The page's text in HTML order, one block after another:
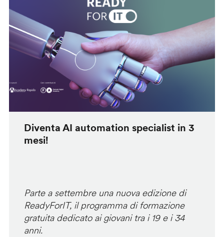
Diventa AI automation specialist in 3
mesi!
Parte a settembre una nuova edizione di
ReadyForIT, il programma di formazione
gratuita dedicato ai giovani tra i 19 e i 34
anni.